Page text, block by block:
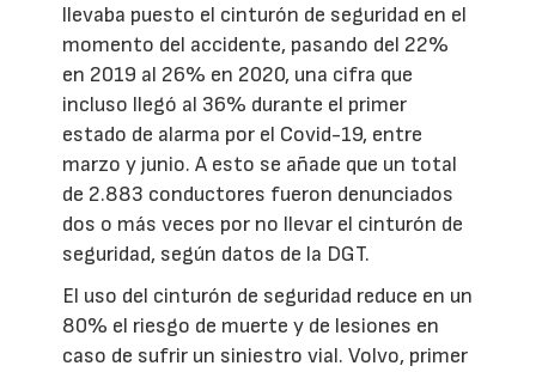
llevaba puesto el cinturón de seguridad en el
momento del accidente, pasando del 22%
en 2019 al 26% en 2020, una cifra que
incluso llegó al 36% durante el primer
estado de alarma por el Covid-19, entre
marzo y junio. A esto se añade que un total
de 2.883 conductores fueron denunciados
dos o más veces por no llevar el cinturón de
seguridad, según datos de la DGT.
El uso del cinturón de seguridad reduce en un
80% el riesgo de muerte y de lesiones en
caso de sufrir un siniestro vial. Volvo, primer